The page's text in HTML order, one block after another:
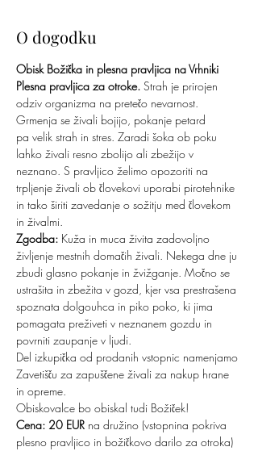
O dogodku
Obisk Božička in plesna pravljica na Vrhniki
Plesna pravljica za otroke. Strah je prirojen
odziv organizma na pretečo nevarnost.
Grmenja se živali bojijo, pokanje petard
pa velik strah in stres. Zaradi šoka ob poku
lahko živali resno zbolijo ali zbežijo v
neznano. S pravljico želimo opozoriti na
trpljenje živali ob človekovi uporabi pirotehnike
in tako širiti zavedanje o sožitju med človekom
in živalmi.
Zgodba: Kuža in muca živita zadovoljno
življenje mestnih domačih živali. Nekega dne ju
zbudi glasno pokanje in žvižganje. Močno se
ustrašita in zbežita v gozd, kjer vsa prestrašena
spoznata dolgouhca in piko poko, ki jima
pomagata preživeti v neznanem gozdu in
povrniti zaupanje v ljudi.
Del izkupička od prodanih vstopnic namenjamo
Zavetišču za zapuščene živali za nakup hrane
in opreme.
Obiskovalce bo obiskal tudi Božiček!
Cena: 20 EUR na družino (vstopnina pokriva
plesno pravljico in božičkovo darilo za otroka)